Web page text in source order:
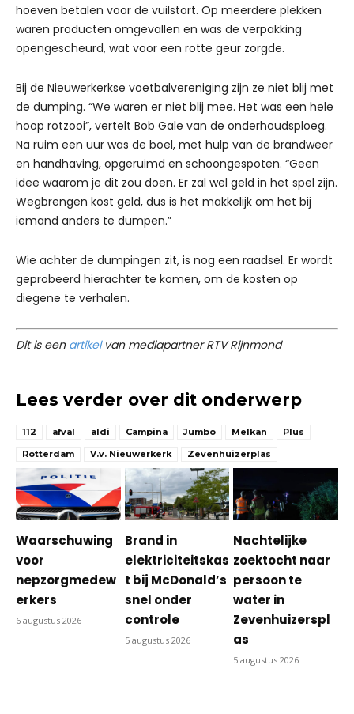
hoeven betalen voor de vuilstort. Op meerdere plekken
waren producten omgevallen en was de verpakking
opengescheurd, wat voor een rotte geur zorgde.
Bij de Nieuwerkerkse voetbalvereniging zijn ze niet blij met
de dumping. “We waren er niet blij mee. Het was een hele
hoop rotzooi”, vertelt Bob Gale van de onderhoudsploeg.
Na ruim een uur was de boel, met hulp van de brandweer
en handhaving, opgeruimd en schoongespoten. “Geen
idee waarom je dit zou doen. Er zal wel geld in het spel zijn.
Wegbrengen kost geld, dus is het makkelijk om het bij
iemand anders te dumpen.”
Wie achter de dumpingen zit, is nog een raadsel. Er wordt
geprobeerd hierachter te komen, om de kosten op
diegene te verhalen.
Dit is een artikelvan mediapartner RTV Rijnmond
Lees verder over dit onderwerp
112 afval aldi Campina Jumbo Melkan
Plus
Rotterdam
V.v. Nieuwerkerk Zevenhuizerplas
Waarschuwing
voor
nepzorgmedew
erkers
6 augustus 2026
Brand in
elektriciteitskas
t bij McDonald’s
snel onder
controle
5 augustus 2026
Nachtelijke
zoektocht naar
persoon te
water in
Zevenhuizerspl
as
5 augustus 2026